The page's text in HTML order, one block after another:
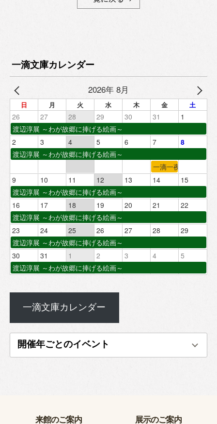
一滴文庫カレンダー
2026年 8月
日 月 火 水 木 金 土
26 27 28 29 30 31
1
渡辺淳展 ～わが故郷に捧げる絵画～
2
3 4 5 6 7
8
渡辺淳展 ～わが故郷に捧げる絵画～
一滴一夜
9
10 11 12 13 14
15
渡辺淳展 ～わが故郷に捧げる絵画～
16
17 18 19 20 21
22
渡辺淳展 ～わが故郷に捧げる絵画～
23
24 25 26 27 28
29
渡辺淳展 ～わが故郷に捧げる絵画～
30
31 1 2 3 4
5
渡辺淳展 ～わが故郷に捧げる絵画～
一滴文庫カレンダー
開催年ごとのイベント
来館のご案内 展示のご案内